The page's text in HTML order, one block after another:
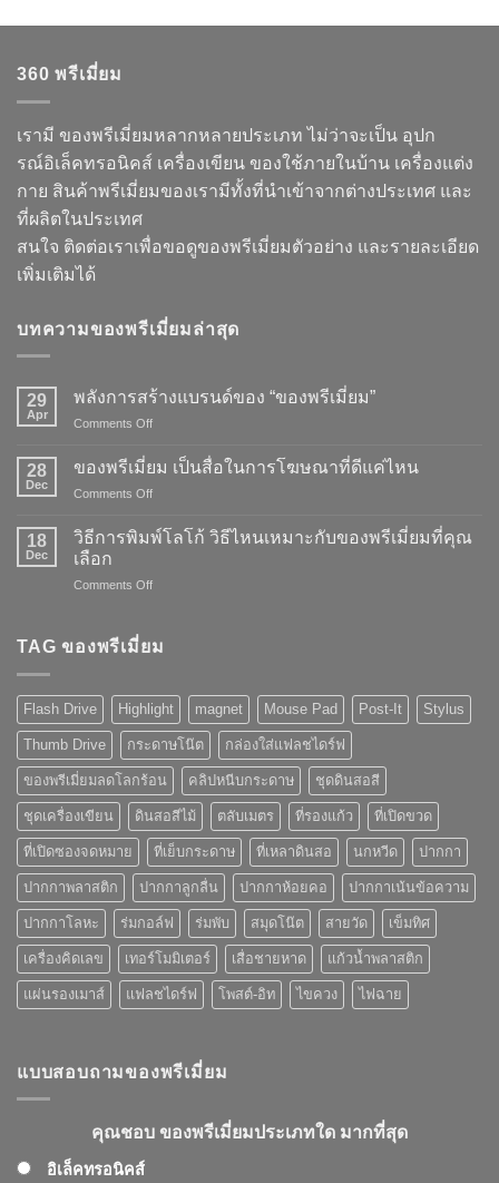
360 พรีเมี่ยม
เรามี ของพรีเมี่ยมหลากหลายประเภท ไม่ว่าจะเป็น อุปก
รณ์อิเล็คทรอนิคส์ เครื่องเขียน ของใช้ภายในบ้าน เครื่องแต่ง
กาย สินค้าพรีเมี่ยมของเรามีทั้งที่นำเข้าจากต่างประเทศ และ
ที่ผลิตในประเทศ
สนใจ ติดต่อเราเพื่อขอดูของพรีเมี่ยมตัวอย่าง และรายละเอียด
เพิ่มเติมได้
บทความของพรีเมี่ยมล่าสุด
29
Apr
พลังการสร้างแบรนด์ของ “ของพรีเมี่ยม”
Comments Offon
“ของ
28
Dec
ของพรีเมี่ยม เป็นสื่อในการโฆษณาที่ดีแค่ไหน
Comments Offon
พรี
เป็น
การ
ดี
แค่
ไหน
18
Dec
วิธีการพิมพ์โลโก้ วิธีไหนเหมาะกับของพรีเมี่ยมที่คุณ
เลือก
Comments Offon
พิมพ์
ไหน
เหมาะ
กับ
เมี่
ยม
ที่
คุณ
เลือก
TAG ของพรีเมี่ยม
Flash Drive Highlight magnet Mouse Pad Post-It Stylus
Thumb Drive กระดาษโน๊ต กล่องใส่แฟลชไดร์ฟ
ของพรีเมี่ยมลดโลกร้อน คลิปหนีบกระดาษ ชุดดินสอสี
ชุดเครื่องเขียน ดินสอสีไม้ ตลับเมตร ที่รองแก้ว ที่เปิดขวด
ที่เปิดซองจดหมาย ที่เย็บกระดาษ ที่เหลาดินสอ นกหวีด ปากกา
ปากกาพลาสติก ปากกาลูกลื่น ปากกาห้อยคอ ปากกาเน้นข้อความ
ปากกาโลหะ ร่มกอล์ฟ ร่มพับ สมุดโน๊ต สายวัด เข็มทิศ
เครื่องคิดเลข เทอร์โมมิเตอร์ เสื่อชายหาด แก้วน้ำพลาสติก
แผ่นรองเมาส์ แฟลชไดร์ฟ โพสต์-อิท ไขควง ไฟฉาย
แบบสอบถามของพรีเมี่ยม
คุณชอบ ของพรีเมี่ยมประเภทใด มากที่สุด
อิเล็คทรอนิคส์